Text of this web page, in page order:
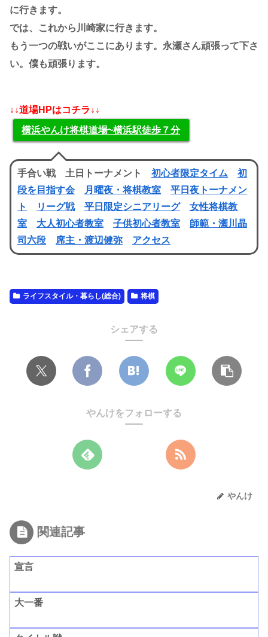
に行きます。
では、これから川崎家に行きます。
もう一つの戦いがここにあります。永瀬さん頑張って下さ
い。僕も頑張ります。
↓↓道場HPはコチラ↓↓
横浜やんけ将棋道場~横浜駅徒歩７分
手合い戦 土日トーナメント 初心者限定タイム
初
段を目指す会
月曜夜・将棋教室
平日夜トーナメン
ト
リーグ戦 平日限定シニアリーグ
女性将棋教
室
大人初心者教室 子供初心者教室
師範・瀬川晶
司六段
席主・渡辺健弥 アクセス
ライフスタイル・暮らし(総合) 将棋
シェアする
やんけをフォローする
やんけ
関連記事
宣言
大一番